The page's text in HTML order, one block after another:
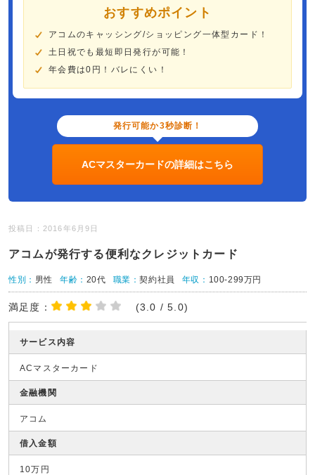
おすすめポイント
アコムのキャッシング/ショッピング一体型カード！
土日祝でも最短即日発行が可能！
年会費は0円！バレにくい！
発行可能か3秒診断！
ACマスターカードの詳細はこちら
投稿日：2016年6月9日
アコムが発行する便利なクレジットカード
性別： 男性 年齢： 20代 職業：契約社員 年収： 100-299万円
満足度： (3.0 / 5.0)
サービス内容
ACマスターカード
金融機関
アコム
借入金額
10万円